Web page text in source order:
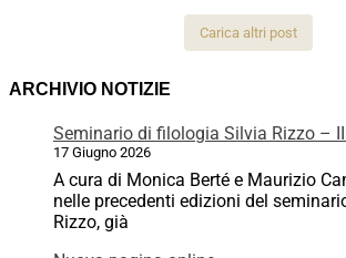
Carica altri post
ARCHIVIO NOTIZIE
Seminario di filologia Silvia Rizzo –
17 Giugno 2026
A cura di Monica Berté e Maurizio
nelle precedenti edizioni del
Rizzo, già